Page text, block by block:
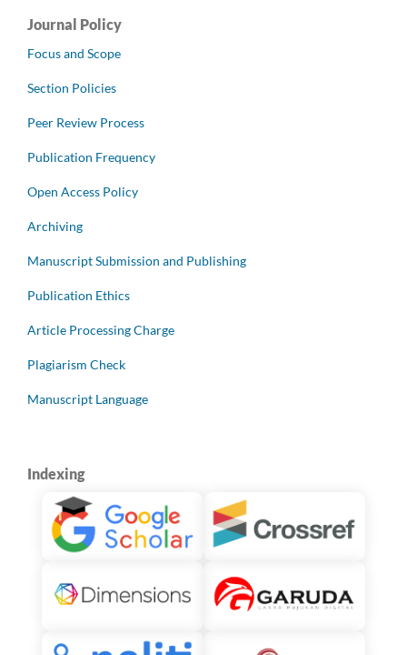
Journal Policy
Focus and Scope
Section Policies
Peer Review Process
Publication Frequency
Open Access Policy
Archiving
Manuscript Submission and Publishing
Publication Ethics
Article Processing Charge
Plagiarism Check
Manuscript Language
Indexing